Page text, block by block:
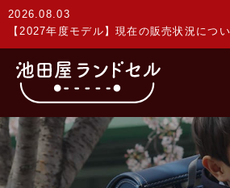
2026.08.03
【2027年度モデル】現在の販売状況につ